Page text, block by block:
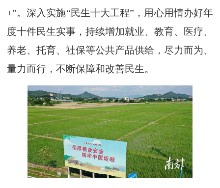
+”。深入实施“民生十大工程”，用心用情办好年
度十件民生实事，持续增加就业、教育、医疗、
养老、托育、社保等公共产品供给，尽力而为、
量力而行，不断保障和改善民生。